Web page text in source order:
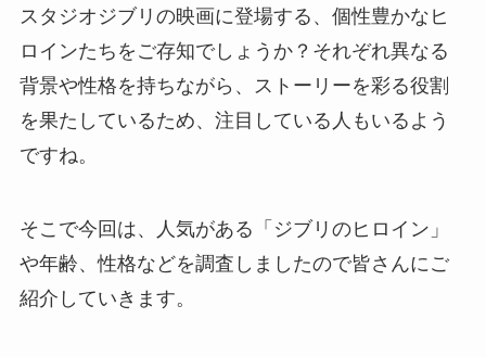
スタジオジブリの映画に登場する、個性豊かなヒ
ロインたちをご存知でしょうか？それぞれ異なる
背景や性格を持ちながら、ストーリーを彩る役割
を果たしているため、注目している人もいるよう
ですね。
そこで今回は、人気がある「ジブリのヒロイン」
や年齢、性格などを調査しましたので皆さんにご
紹介していきます。